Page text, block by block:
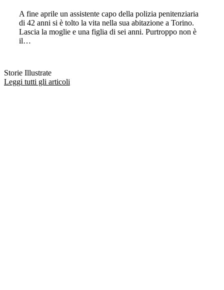
A fine aprile un assistente capo della polizia penitenziaria
di 42 anni si è tolto la vita nella sua abitazione a Torino.
Lascia la moglie e una figlia di sei anni. Purtroppo non è
il…
Storie Illustrate
Leggi tutti gli articoli